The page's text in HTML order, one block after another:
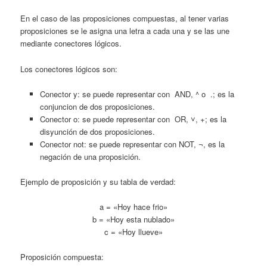
En el caso de las proposiciones compuestas, al tener varias
proposiciones se le asigna una letra a cada una y se las une
mediante conectores lógicos.
Los conectores lógicos son:
Conector y: se puede representar con AND, ^ o .; es la
conjuncion de dos proposiciones.
Conector o: se puede representar con OR, ˅, +; es la
disyunción de dos proposiciones.
Conector not: se puede representar con NOT, ¬, es la
negación de una proposición.
Ejemplo de proposición y su tabla de verdad:
a = «Hoy hace frio»
b = «Hoy esta nublado»
c = «Hoy llueve»
Proposición compuesta: